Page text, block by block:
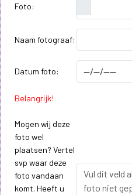
Foto:
Naam fotograaf:
Datum foto:
Belangrijk!
Mogen wij deze
foto wel
plaatsen? Vertel
svp waar deze
foto vandaan
komt. Heeft u